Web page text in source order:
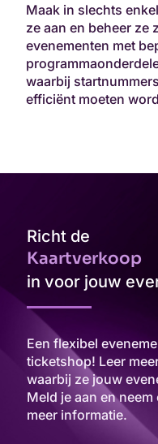
Maak in slechts
ze aan en beheer ze
evenementen met
waarbij
efficiënt moeten
Richt de
Kaartverkoop
in voor jouw
Een flexibel
ticketshop! Leer
waarbij ze jouw
Meld je aan en
meer informatie.